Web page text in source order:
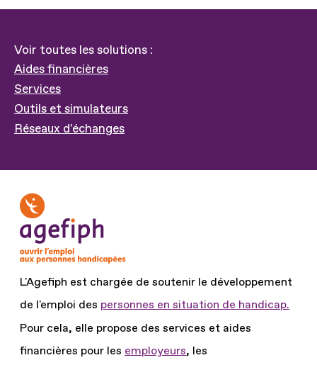
Voir toutes les solutions :
Aides financières
Services
Outils et simulateurs
Réseaux d'échanges
L'Agefiph est chargée de soutenir le développement
de l'emploi des personnes en situation de handicap.
Pour cela, elle propose des services et aides
financières pour les employeurs, les